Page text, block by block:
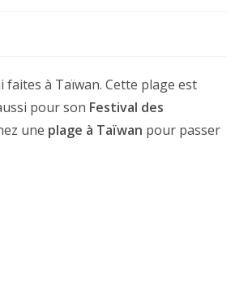
faites à Taïwan. Cette plage est
pour son Festival des
une plage à Taïwan pour passer